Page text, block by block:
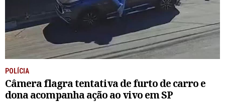
POLÍCIA
Câmera flagra tentativa de furto de carro e
dona acompanha ação ao vivo em SP